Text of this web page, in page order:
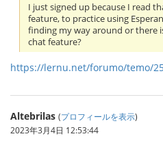
I just signed up because I read
feature, to practice using
finding my way around or there
chat feature?
https://lernu.net/forumo/temo/
Altebrilas (プロフィールを表示)
2023年3月4日 12:53:44